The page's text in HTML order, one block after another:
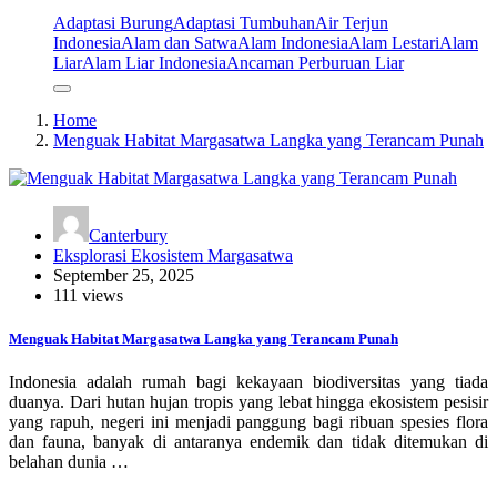
Adaptasi BurungAdaptasi TumbuhanAir Terjun
IndonesiaAlam dan SatwaAlam IndonesiaAlam LestariAlam
LiarAlam Liar IndonesiaAncaman Perburuan Liar
Home
Menguak Habitat Margasatwa Langka yang Terancam Punah
Canterbury
Eksplorasi Ekosistem Margasatwa
September 25, 2025
111 views
Menguak Habitat Margasatwa Langka yang Terancam Punah
Indonesia adalah rumah bagi kekayaan biodiversitas yang tiada
duanya. Dari hutan hujan tropis yang lebat hingga ekosistem pesisir
yang rapuh, negeri ini menjadi panggung bagi ribuan spesies flora
dan fauna, banyak di antaranya endemik dan tidak ditemukan di
belahan dunia …